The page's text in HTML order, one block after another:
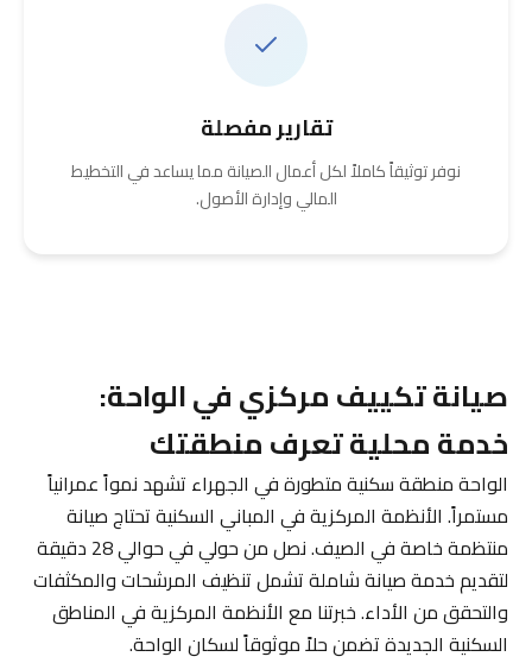
تقارير مفصلة
نوفر توثيقاً كاملاً لكل أعمال الصيانة مما يساعد في التخطيط
المالي وإدارة الأصول.
صيانة تكييف مركزي في الواحة:
خدمة محلية تعرف منطقتك
الواحة منطقة سكنية متطورة في الجهراء تشهد نمواً عمرانياً
مستمراً. الأنظمة المركزية في المباني السكنية تحتاج صيانة
منتظمة خاصة في الصيف. نصل من حولي في حوالي 28 دقيقة
لتقديم خدمة صيانة شاملة تشمل تنظيف المرشحات والمكثفات
والتحقق من الأداء. خبرتنا مع الأنظمة المركزية في المناطق
السكنية الجديدة تضمن حلاً موثوقاً لسكان الواحة.